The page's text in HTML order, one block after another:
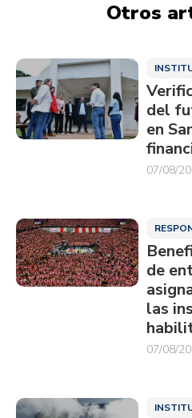
Otros
del
en
07/08/
de
las
07/08/